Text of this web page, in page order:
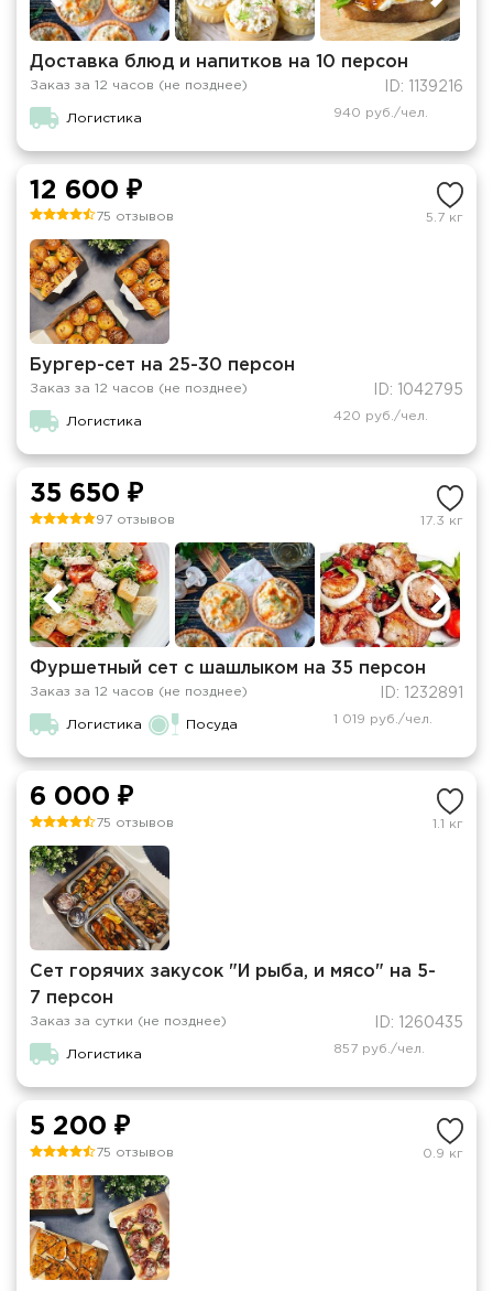
Доставка блюд и напитков на 10 персон
Заказ за 12 часов (не позднее) ID: 1139216
Логистика 940 руб./чел.
12 600 ₽
75 отзывов 5.7 кг
Бургер-сет на 25-30 персон
Заказ за 12 часов (не позднее) ID: 1042795
Логистика 420 руб./чел.
35 650 ₽
97 отзывов 17.3 кг
Фуршетный сет с шашлыком на 35 персон
Заказ за 12 часов (не позднее) ID: 1232891
Логистика Посуда 1 019 руб./чел.
6 000 ₽
75 отзывов 1.1 кг
Сет горячих закусок "И рыба, и мясо" на 5-
7 персон
Заказ за сутки (не позднее) ID: 1260435
Логистика 857 руб./чел.
5 200 ₽
75 отзывов 0.9 кг